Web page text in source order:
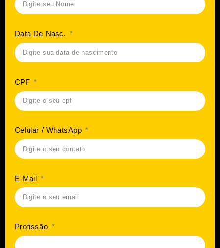
Data De Nasc.
CPF
Celular / WhatsApp
E-Mail
Profissão